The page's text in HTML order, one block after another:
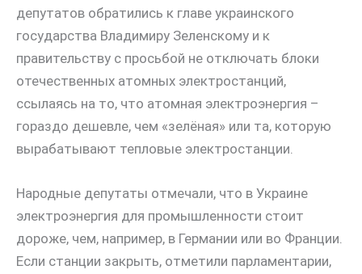
депутатов обратились к главе украинского
государства Владимиру Зеленскому и к
правительству с просьбой не отключать блоки
отечественных атомных электростанций,
ссылаясь на то, что атомная электроэнергия –
гораздо дешевле, чем «зелёная» или та, которую
вырабатывают тепловые электростанции.
Народные депутаты отмечали, что в Украине
электроэнергия для промышленности стоит
дороже, чем, например, в Германии или во Франции.
Если станции закрыть, отметили парламентарии,